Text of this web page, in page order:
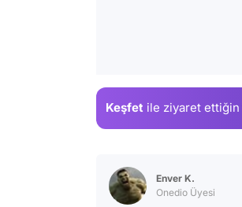
Keşfet ile ziyaret ettiğin
Enver K.
Onedio Üyesi